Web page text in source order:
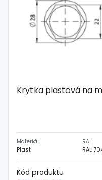
Krytka plastová na
Materiál
Plast
RAL
RAL
Kód produktu